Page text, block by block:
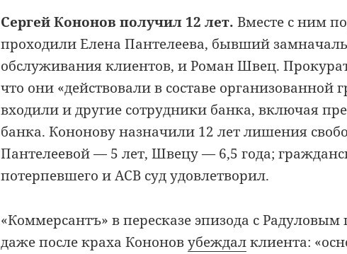
Сергей Кононов получил 12 лет. Вместе с ним
проходили Елена Пантелеева, бывший
обслуживания клиентов, и Роман Швец.
что они «действовали в составе организованной
входили и другие сотрудники банка, включая
банка. Кононову назначили 12 лет лишения
Пантелеевой — 5 лет, Швецу — 6,5 года;
потерпевшего и АСВ суд удовлетворил.
«Коммерсантъ» в пересказе эпизода с Радуловым
даже после краха Кононовубеждалклиента: